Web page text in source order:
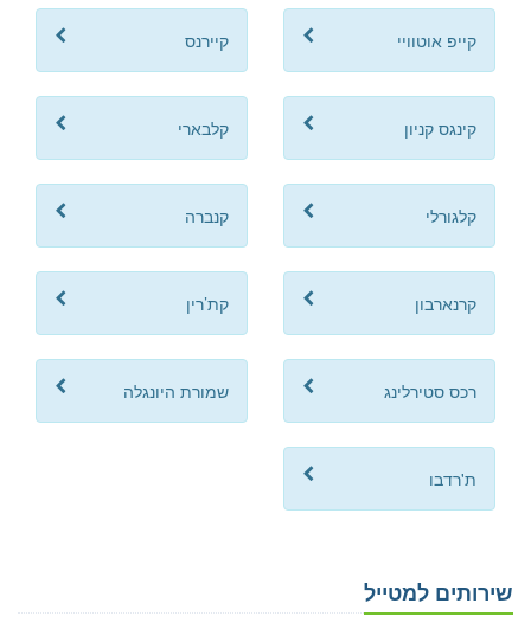
קייפ אוטוויי קיירנס
קינגס קניון קלבארי
קלגורלי קנברה
קרנארבון קת’רין
רכס סטירלינג שמורת היונגלה
ת'רדבו
שירותים למטייל